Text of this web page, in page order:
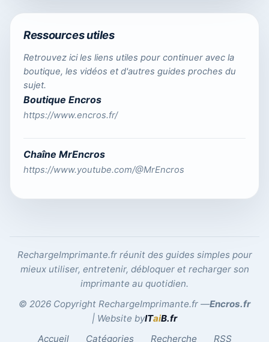
Ressources utiles
Retrouvez ici les liens utiles pour continuer avec la
boutique, les vidéos et d'autres guides proches du
sujet.
Boutique Encros
https://www.encros.fr/
Chaîne MrEncros
https://www.youtube.com/@MrEncros
RechargeImprimante.fr réunit des guides simples pour
mieux utiliser, entretenir, débloquer et recharger son
imprimante au quotidien.
© 2026 Copyright RechargeImprimante.fr —Encros.fr
| Website byITaiB.fr
Accueil
Catégories Recherche RSS